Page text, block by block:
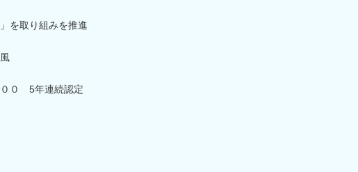
を取り組みを推進
０ 5年連続認定